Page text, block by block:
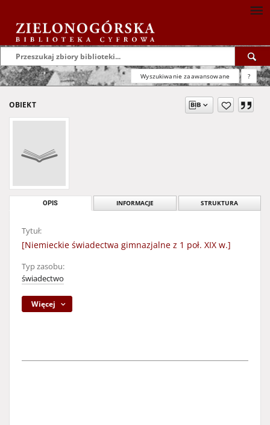
Wyszukiwanie zaawansowane ?
OBIEKT
OPIS INFORMACJE STRUKTURA
Tytuł:
[Niemieckie świadectwa gimnazjalne z 1 poł. XIX w.]
Typ zasobu:
świadectwo
Więcej